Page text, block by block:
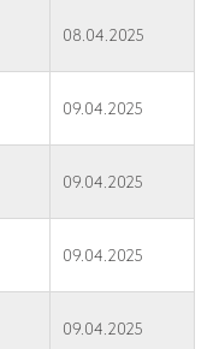
08.04.2025
09.04.2025
09.04.2025
09.04.2025
09.04.2025